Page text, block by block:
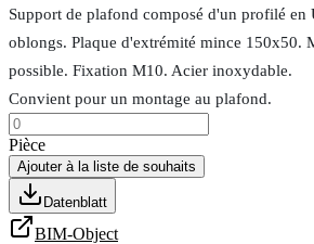
Support de plafond composé d'un profilé en
oblongs. Plaque d'extrémité mince 150x50.
possible. Fixation M10. Acier inoxydable.
Convient pour un montage au plafond.
Pièce
Ajouter à la liste de souhaits
Datenblatt
BIM-Object